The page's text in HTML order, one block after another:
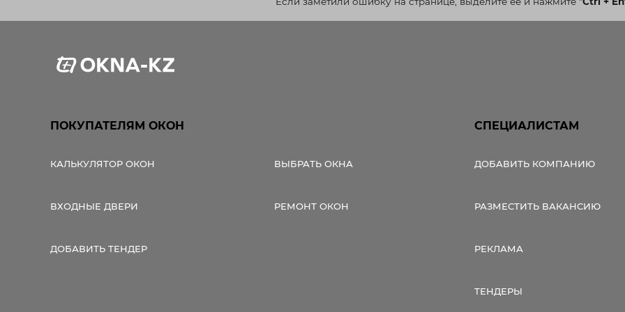
ПОКУПАТЕЛЯМ ОКОН
КАЛЬКУЛЯТОР ОКОН ВЫБРАТЬ ОКНА
ВХОДНЫЕ ДВЕРИ РЕМОНТ ОКОН
ДОБАВИТЬ ТЕНДЕР
СПЕЦИАЛИСТАМ
ДОБАВИТЬ КОМПАНИЮ
РАЗМЕСТИТЬ ВАКАНСИЮ
РЕКЛАМА
ТЕНДЕРЫ